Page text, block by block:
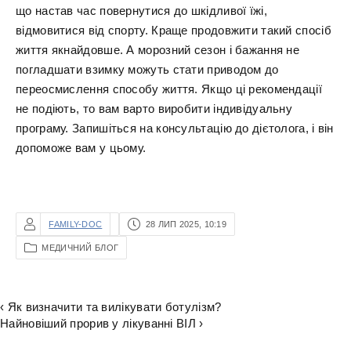
що настав час повернутися до шкідливої їжі,
відмовитися від спорту. Краще продовжити такий спосіб
життя якнайдовше. А морозний сезон і бажання не
погладшати взимку можуть стати приводом до
переосмислення способу життя. Якщо ці рекомендації
не подіють, то вам варто виробити індивідуальну
програму. Запишіться на консультацію до дієтолога, і він
допоможе вам у цьому.
FAMILY-DOC 28 ЛИП 2025, 10:19
МЕДИЧНИЙ БЛОГ
‹ Як визначити та вилікувати ботулізм?
Найновіший прорив у лікуванні ВІЛ ›